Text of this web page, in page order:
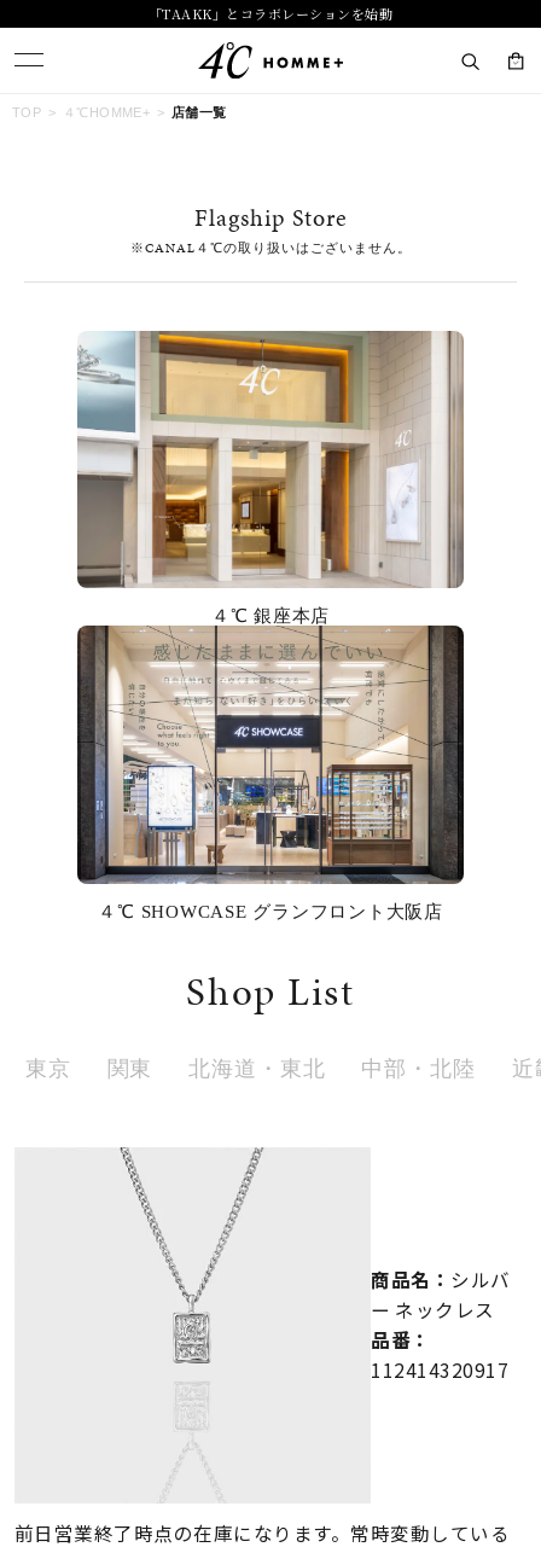
「TAAKK」とコラボレーションを始動
#ハーフエタニティリング
#エタニティ
#ダイヤモンド ネックレス
#eギフト
カテゴリー すべてのジュエリー
ファッションテイスト
着用シーン
すべて表示
TOP ４℃HOMME+ 店舗一覧
Flagship Store
※CANAL４℃の取り扱いはございません。
４℃ 銀座本店
４℃ SHOWCASE グランフロント大阪店
Shop List
東京 関東 北海道・東北 中部・北陸 近
商品名： シルバ
ー ネックレス
品番：
112414320917
前日営業終了時点の在庫になります。常時変動している